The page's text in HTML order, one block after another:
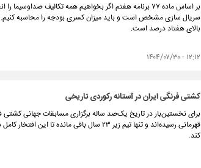
بر اساس ماده ۷۷ برنامه هفتم اگر بخواهیم همه تکالیف
سریال سازی مشخص است و باید میزان کسری بودجه را محاسبه کنیم.
بالای هفتاد درصد است.
۱۲:۱۲ - ۱۴۰۴/۰۷/۳۰
کشتی فرنگی ایران در آستانه رکوردی تاریخی
برای نخستین‌بار در تاریخ یک‌صد ساله برگزاری مسابقات جهانی کشتی
قهرمانی رسیده‌اند و تنها تیم زیر ۲۳ سال باقی
کند.